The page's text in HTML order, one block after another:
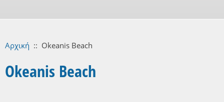
Αρχική :: Okeanis Beach
Okeanis Beach